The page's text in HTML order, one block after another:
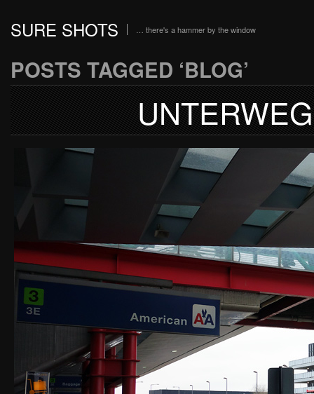
SURE SHOTS … there's a hammer by the window
POSTS TAGGED ‘BLOG’